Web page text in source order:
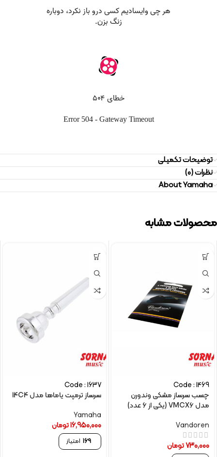
توضیحات تکمیلی
نظرات (0)
About Yamaha
محصولات مشابه
Code : 1469
چسب سرساز مشکی وندورن
مدل VMCX6 (یکی از 6 عدد)
Vandoren
730,000تومان
Code : 1637
سرساز ترمپت یاماها مدل 14C4
Yamaha
16,950,000تومان
169 امتیاز